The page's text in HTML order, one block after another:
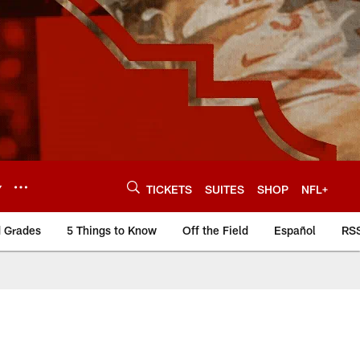
TICKETS SUITES SHOP NFL+
Grades 5 Things to Know Off the Field Español